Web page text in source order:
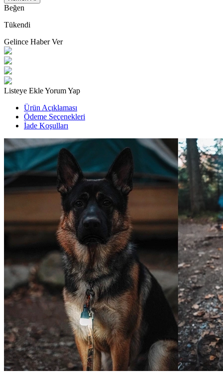
Beğen
Tükendi
Gelince Haber Ver
Listeye EkleYorum Yap
Ürün Açıklaması
Ödeme Seçenekleri
İade Koşulları